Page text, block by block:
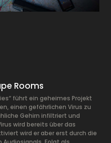
Rooms
führt ein geheimes Projekt
einen gefährlichen Virus zu
Gehirn infiltriert und
wird bereits über das
wird er aber erst durch die